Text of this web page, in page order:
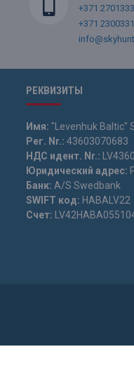
+371
+371
РЕКВИЗИТЫ
Имя: "Levenhuk Baltic"
Рег. Nr.: 43603070683
НДС идент. Nr.:
Юридический адрес:
Банк: A/S Swedbank
SWIFT код: HABALV22
Счет: